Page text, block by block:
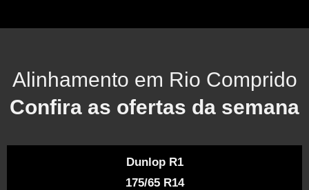
Alinhamento em Rio Comprido
Confira as ofertas da semana
Dunlop R1
175/65 R14